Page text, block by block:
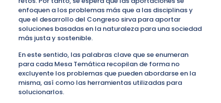
enfoquen a los problemas más que a las disciplinas y
que el desarrollo del Congreso sirva para aportar
soluciones basadas en la naturaleza para una sociedad
más justa y sostenible.
En este sentido, las palabras clave que se enumeran
para cada Mesa Temática recopilan de forma no
excluyente los problemas que pueden abordarse en la
misma, así como las herramientas utilizadas para
solucionarlos.